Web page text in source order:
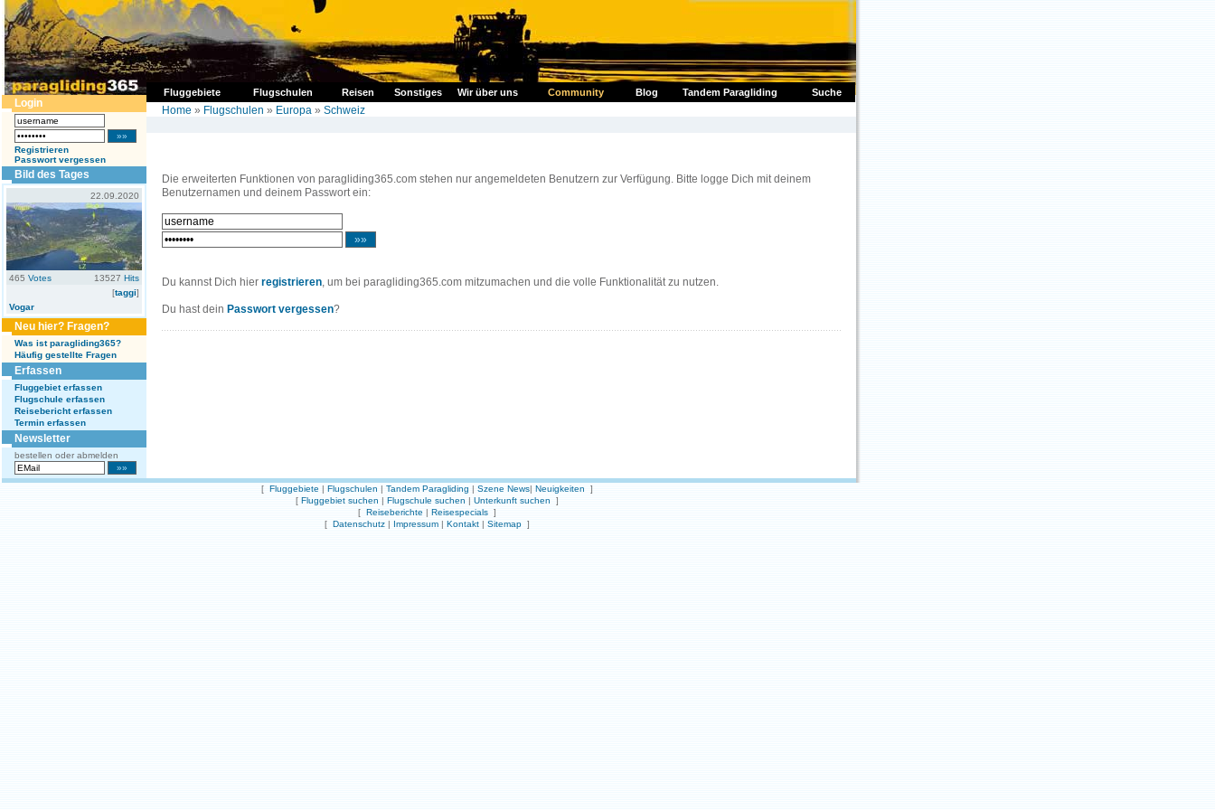
Fluggebiete Flugschulen Reisen Sonstiges Wir über uns Suche
Community Blog Tandem Paragliding
Login
Registrieren
Passwort vergessen
Bild des Tages
22.09.2020
465 Votes 13527 Hits
[taggi]
Vogar
Neu hier? Fragen?
Was ist paragliding365?
Häufig gestellte Fragen
Erfassen
Fluggebiet erfassen
Flugschule erfassen
Reisebericht erfassen
Termin erfassen
Newsletter
bestellen oder abmelden
Home » Flugschulen » Europa » Schweiz
Die erweiterten Funktionen von paragliding365.com stehen nur angemeldeten Benutzern zur Verfügung. Bitte logge Dich mit deinem
Benutzernamen und deinem Passwort ein:
Du kannst Dich hier registrieren, um bei paragliding365.com mitzumachen und die volle Funktionalität zu nutzen.
Du hast dein Passwort vergessen?
[ Fluggebiete | Flugschulen | Tandem Paragliding | Szene News| Neuigkeiten ]
[ Fluggebiet suchen | Flugschule suchen | Unterkunft suchen ]
[ Reiseberichte | Reisespecials ]
[ Datenschutz | Impressum | Kontakt | Sitemap ]